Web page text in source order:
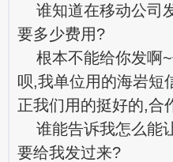
谁知道在移动公司
要多少费用?
根本不能给你发啊~
呗,我单位用的海岩短
正我们用的挺好的,合
谁能告诉我怎么能
要给我发过来?